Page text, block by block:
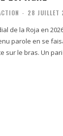
- 28 JUILLET
de la Roja en
parole en se
sur le bras. Un